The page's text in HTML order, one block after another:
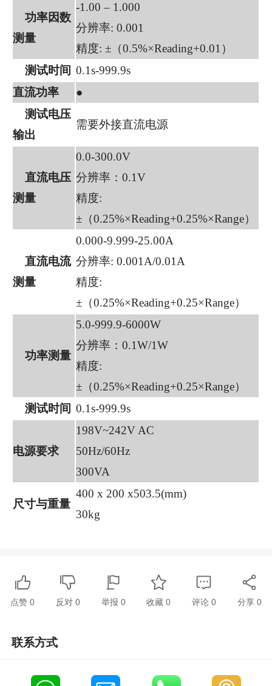
功率因数
测量
-1.00 – 1.000
分辨率: 0.001
精度: ±（0.5%×Reading+0.01）
测试时间 0.1s-999.9s
直流功率
●
测试电压
输出
需要外接直流电源
直流电压
测量
0.0-300.0V
分辨率：0.1V
精度:
±（0.25%×Reading+0.25%×Range）
直流电流
测量
0.000-9.999-25.00A
分辨率: 0.001A/0.01A
精度:
±（0.25%×Reading+0.25×Range）
功率测量
5.0-999.9-6000W
分辨率：0.1W/1W
精度:
±（0.25%×Reading+0.25×Range）
测试时间 0.1s-999.9s
电源要求
198V~242V AC
50Hz/60Hz
300VA
尺寸与重量
400 x 200 x503.5(mm)
30kg
点赞0 反对 0 举报 0 收藏 0 评论 0 分享 0
联系方式